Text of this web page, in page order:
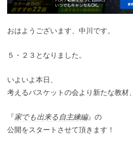
おはようございます、中川です。
５・２３となりました。
いよいよ本日、
考えるバスケットの会より新たな教材、
『家でも出来る自主練編』の
公開をスタートさせて頂きます！